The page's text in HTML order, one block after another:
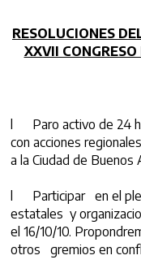
RESOLUCIONES
XXVII
l Paro activo de 24 hs
con acciones
a la Ciudad de Buenos
l Participar en el
estatales y
el 16/10/10.
otros gremios en